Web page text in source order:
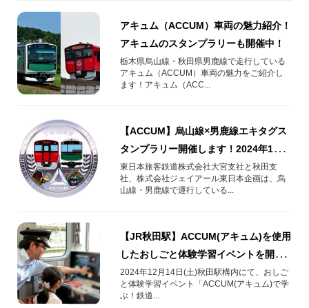
アキュム（ACCUM）車両の魅力紹介！
アキュムのスタンプラリーも開催中！
栃木県烏山線・秋田県男鹿線で走行している
アキュム（ACCUM）車両の魅力をご紹介し
ます！アキュム（ACC...
【ACCUM】烏山線×男鹿線エキタグス
タンプラリー開催します！2024年11月
22日（金）～2025年2月28日（金）
東日本旅客鉄道株式会社大宮支社と秋田支
社、株式会社ジェイアール東日本企画は、烏
山線・男鹿線で運行している...
【JR秋田駅】ACCUM(アキュム)を使用
したおしごと体験学習イベントを開催
します！
2024年12月14日(土)秋田駅構内にて、おしご
と体験学習イベント「ACCUM(アキュム)で学
ぶ！鉄道...